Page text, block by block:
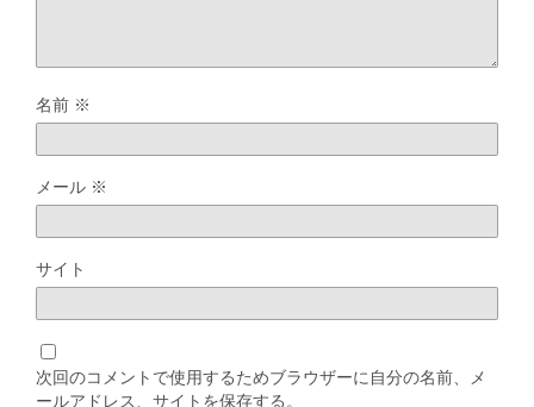
名前 ※
メール ※
サイト
次回のコメントで使用するためブラウザーに自分の名前、メ
ールアドレス、サイトを保存する。